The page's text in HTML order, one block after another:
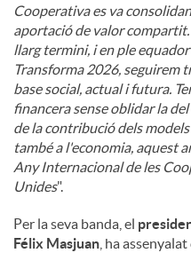
Cooperativa es va
aportació de valor
llarg termini, i en ple
Transforma 2026, seguirem
base social, actual i futura.
financera sense oblidar la
de la contribució dels
també a l'economia, aquest
Any Internacional de les
Unides".
Per la seva banda, el
Félix Masjuan , ha